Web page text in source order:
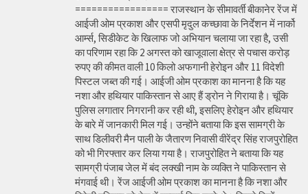
================= राजस्थान के सीमावर्ती बीकानेर रेंज में
आईजी ओम प्रकाश और एसपी मृदुल कच्छावा के निर्देशन में नार्को
आर्म्स, सिडीकेट के खिलाफ जो अभियान चलाया जा रहा है, उसी
का परिणाम रहा कि 2 अगस्त को खाजूवाला क्षेत्र से पचास करोड़
रुपए की कीमत वाली 10 किलो अफगानी हेरोइन और 11 विदेशी
पिस्टल जब्त की गई। आईजी ओम प्रकाश का मानना है कि यह
नशा और हथियार पाकिस्तान से आए हैं ड्रोन ने गिराया है। चूंकि
पुलिस लगातार निगरानी कर रही थी, इसलिए हेरोइन और हथियार
के बारे में जानकारी मिल गई। उन्होंने बताया कि इस सामग्री के
साथ डिलीवरी मैन पाली के जैतारण निवासी वीरेंद्र सिंह राजपुरोहित
को भी गिरफ्तार कर लिया गया है। राजपुरोहित ने बताया कि यह
सामग्री पंजाब जेल में बंद लक्खी नाम के व्यक्ति ने पाकिस्तान से
मंगवाई थी। रेंज आईजी ओम प्रकाश का मानना है कि नशा और